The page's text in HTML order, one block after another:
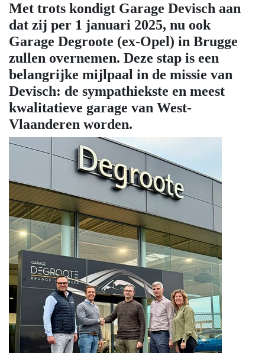
Met trots kondigt Garage Devisch aan
dat zij per 1 januari 2025, nu ook
Garage Degroote (ex-Opel) in Brugge
zullen overnemen. Deze stap is een
belangrijke mijlpaal in de missie van
Devisch: de sympathiekste en meest
kwalitatieve garage van West-
Vlaanderen worden.